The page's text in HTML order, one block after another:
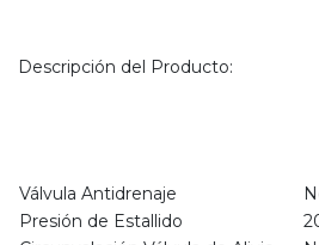
Descripción del Producto:
Válvula Antidrenaje
Presión de Estallido